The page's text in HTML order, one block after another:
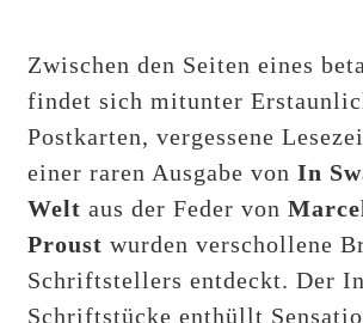
Zwischen den Seiten eines
findet sich mitunter
Postkarten, vergessene
einer raren Ausgabe von In
Welt aus der Feder von
Proust wurden verschollene
Schriftstellers entdeckt. Der
Schriftstücke enthüllt